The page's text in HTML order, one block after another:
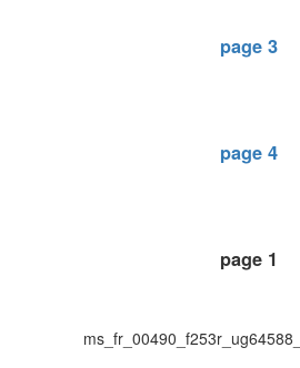
page 3
page 4
page 1